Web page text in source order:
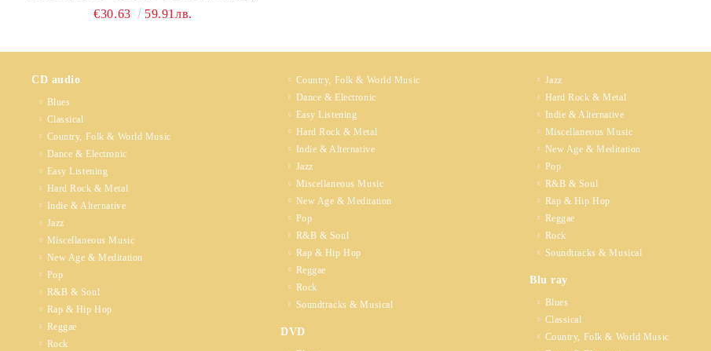
€30.63
59.91лв.
CD audio
Blues
Classical
Country, Folk & World Music
Dance & Electronic
Easy Listening
Hard Rock & Metal
Indie & Alternative
Jazz
Miscellaneous Music
New Age & Meditation
Pop
R&B & Soul
Rap & Hip Hop
Reggae
Rock
Country, Folk & World Music
Dance & Electronic
Easy Listening
Hard Rock & Metal
Indie & Alternative
Jazz
Miscellaneous Music
New Age & Meditation
Pop
R&B & Soul
Rap & Hip Hop
Reggae
Rock
Soundtracks & Musical
DVD
Jazz
Hard Rock & Metal
Indie & Alternative
Miscellaneous Music
New Age & Meditation
Pop
R&B & Soul
Rap & Hip Hop
Reggae
Rock
Soundtracks & Musical
Blu ray
Blues
Classical
Country, Folk & World Music